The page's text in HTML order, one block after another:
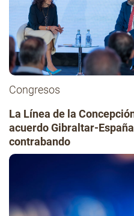
Congresos
La Línea de la
acuerdo Gibraltar-
contrabando